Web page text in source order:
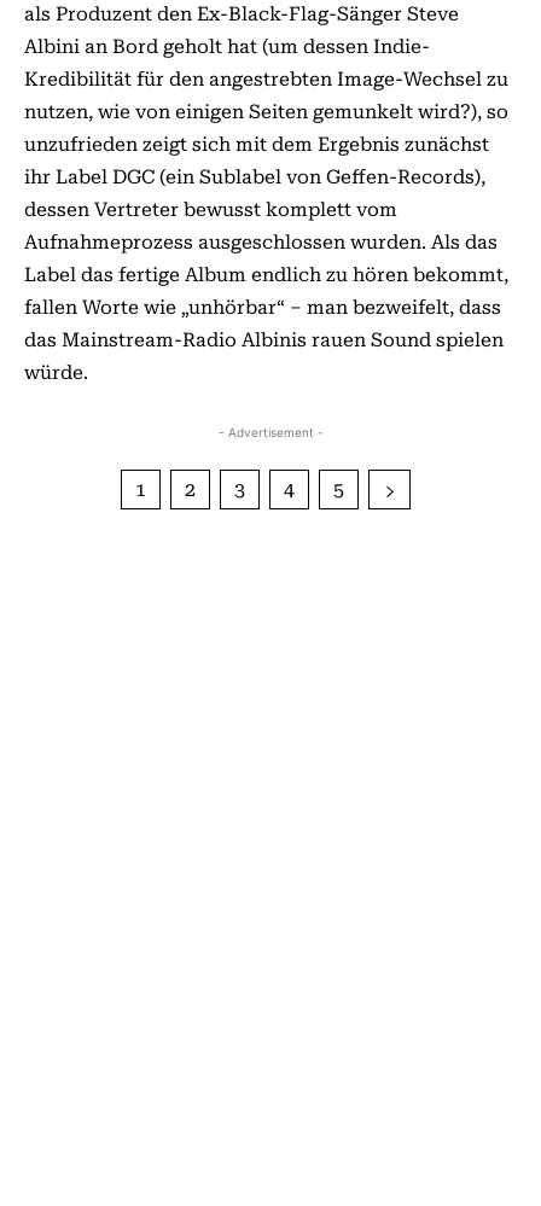
als Produzent den Ex-Black-Flag-Sänger Steve
Albini an Bord geholt hat (um dessen Indie-
Kredibilität für den angestrebten Image-Wechsel zu
nutzen, wie von einigen Seiten gemunkelt wird?), so
unzufrieden zeigt sich mit dem Ergebnis zunächst
ihr Label DGC (ein Sublabel von Geffen-Records),
dessen Vertreter bewusst komplett vom
Aufnahmeprozess ausgeschlossen wurden. Als das
Label das fertige Album endlich zu hören bekommt,
fallen Worte wie „unhörbar“ – man bezweifelt, dass
das Mainstream-Radio Albinis rauen Sound spielen
würde.
- Advertisement -
1 2 3 4 5